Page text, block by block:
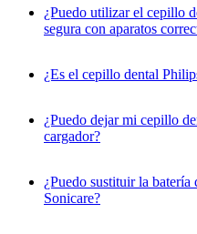
¿Puedo utilizar el cepillo
segura con aparatos
¿Es el cepillo dental
¿Puedo dejar mi cepillo
cargador?
¿Puedo sustituir la
Sonicare?